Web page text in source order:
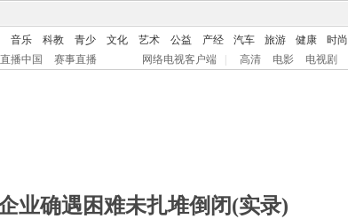
音乐 科教 青少 文化 艺术 公益 产经 汽车 旅游 健康 时尚
直播中国 赛事直播 网络电视客户端 高清 电影 电视剧
业确遇困难未扎堆倒闭(实录)